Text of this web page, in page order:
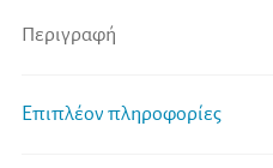
Περιγραφή
Επιπλέον πληροφορίες